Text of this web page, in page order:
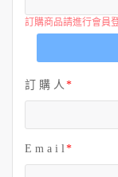
訂購商品請進行會員
訂 購 人
E m a i l